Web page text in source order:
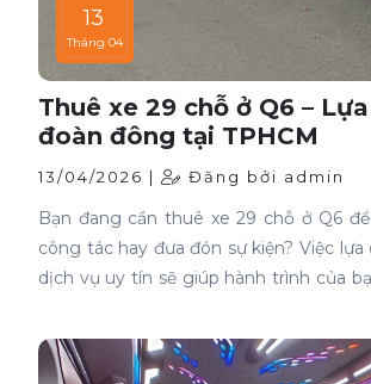
13
Tháng 04
Thuê xe 29 chỗ ở Q6 –
đoàn đông tại TPHCM
13/04/2026 | Đăng bởi admin
Bạn đang cần thuê xe 29 chỗ ở Q6
công tác hay đưa đón sự kiện? Việc
dịch vụ uy tín sẽ giúp hành trình của
rất đa dạng, nhưng không phải nơi
xe và sự chuyên nghiệp. Vì vậy, việc